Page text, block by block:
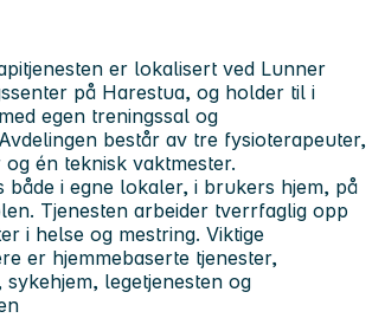
er lokalisert ved Lunner
på Harestua, og holder til i
egen treningssal og
består av tre fysioterapeuter,
én teknisk vaktmester.
både i egne lokaler, i brukers hjem, på
Tjenesten arbeider tverrfaglig opp
i helse og mestring. Viktige
er hjemmebaserte tjenester,
legetjenesten og